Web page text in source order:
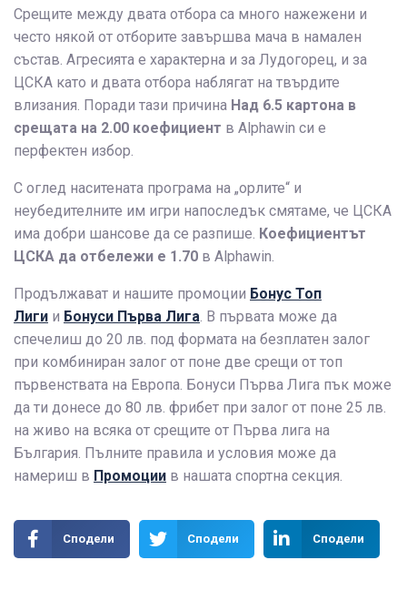
Срещите между двата отбора са много нажежени и
често някой от отборите завършва мача в намален
състав. Агресията е характерна и за Лудогорец, и за
ЦСКА като и двата отбора наблягат на твърдите
влизания. Поради тази причина Над 6.5 картона в
срещата на 2.00 коефициент в Alphawin си е
перфектен избор.
С оглед наситената програма на „орлите“ и
неубедителните им игри напоследък смятаме, че ЦСКА
има добри шансове да се разпише. Коефициентът
ЦСКА да отбележи е 1.70 в Alphawin.
Продължават и нашите промоции Бонус Топ
Лиги и Бонуси Първа Лига. В първата може да
спечелиш до 20 лв. под формата на безплатен залог
при комбиниран залог от поне две срещи от топ
първенствата на Европа. Бонуси Първа Лига пък може
да ти донесе до 80 лв. фрибет при залог от поне 25 лв.
на живо на всяка от срещите от Първа лига на
България. Пълните правила и условия може да
намериш в Промоции в нашата спортна секция.
Сподели Сподели Сподели